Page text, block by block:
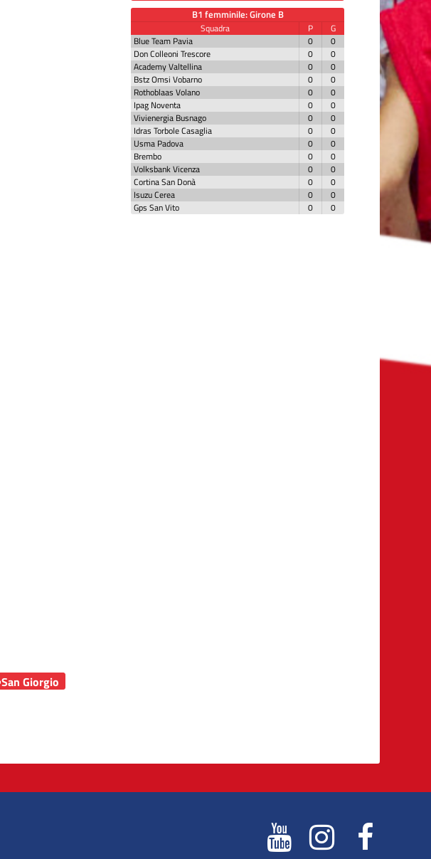
San Giorgio
B1 femminile: Girone B
Squadra P
G
Blue Team Pavia
0
0
Don Colleoni Trescore
0
0
Academy Valtellina
0
0
Bstz Omsi Vobarno
0
0
Rothoblaas Volano
0
0
Ipag Noventa
0
0
Vivienergia Busnago
0
0
Idras Torbole Casaglia
0
0
Usma Padova
0
0
Brembo
0
0
Volksbank Vicenza
0
0
Cortina San Donà
0
0
Isuzu Cerea
0
0
Gps San Vito
0 0